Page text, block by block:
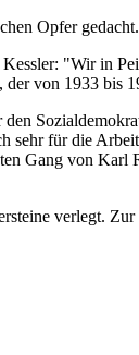
Opfer
"Wir in
von 1933 bis
sehr für die
Gang von Karl
verlegt.